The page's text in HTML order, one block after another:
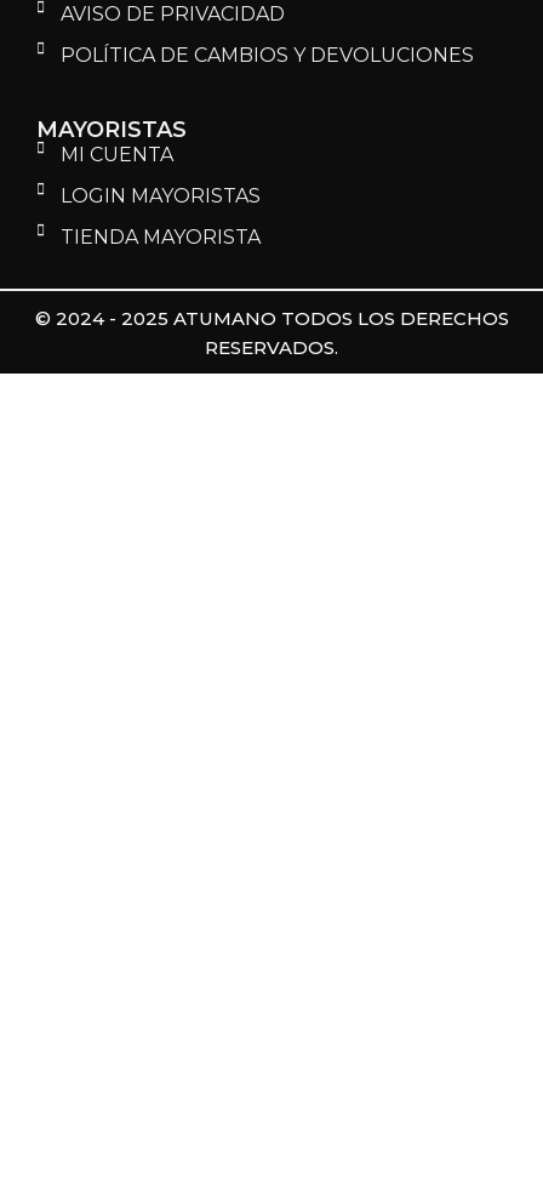
AVISO DE PRIVACIDAD
POLÍTICA DE CAMBIOS Y DEVOLUCIONES
MAYORISTAS
MI CUENTA
LOGIN MAYORISTAS
TIENDA MAYORISTA
© 2024 - 2025 ATUMANO TODOS LOS DERECHOS
RESERVADOS.